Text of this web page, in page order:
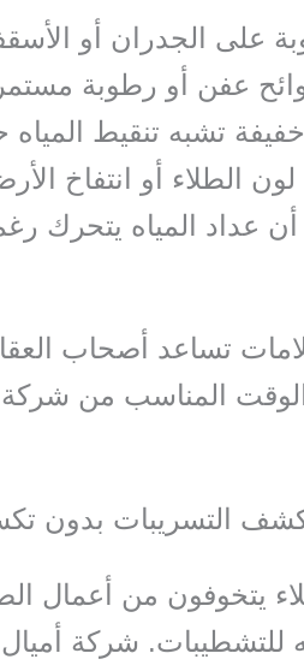
على الجدران أو
عفن أو رطوبة
تشبه تنقيط المياه
الطلاء أو انتفاخ
عداد المياه يتحرك
تساعد أصحاب
المناسب من
التسريبات بدون
يتخوفون من أعمال
للتشطيبات. شركة أميال